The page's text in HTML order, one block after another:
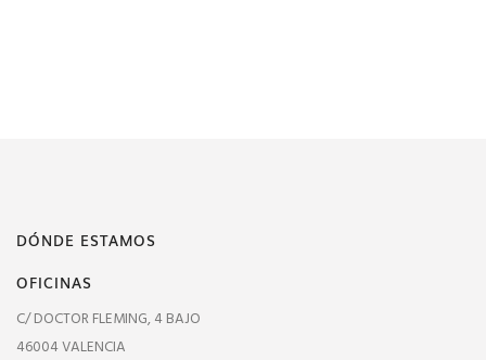
DÓNDE ESTAMOS
OFICINAS
C/ DOCTOR FLEMING, 4 BAJO
46004 VALENCIA